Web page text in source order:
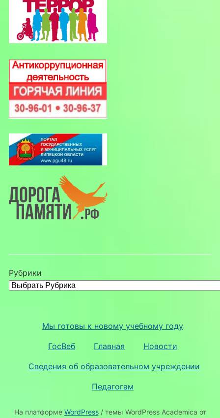
Рубрики
Мы готовы к новому учебному году
ГосВеб Главная Новости
Сведения об образовательном учреждении
Педагогам
На платформе WordPress/ темы WordPress Academica от